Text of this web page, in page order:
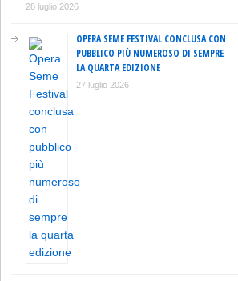
28 luglio 2026
OPERA SEME FESTIVAL CONCLUSA CON
PUBBLICO PIÙ NUMEROSO DI SEMPRE
LA QUARTA EDIZIONE
27 luglio 2026